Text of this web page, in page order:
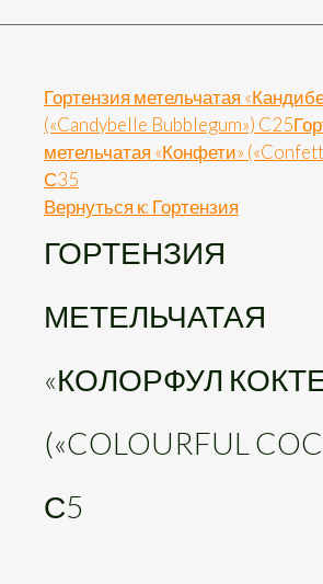
Гортензия метельчатая
(«Candybelle Bubblegum») C25
метельчатая «Конфети»
С35
Вернуться к: Гортензия
ГОРТЕНЗИЯ
МЕТЕЛЬЧАТАЯ
«КОЛОРФУЛ
(«COLOURFUL
С5